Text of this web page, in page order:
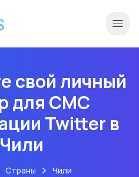
свой личный
для СМС
Twitter в
Чили
Страны Чили